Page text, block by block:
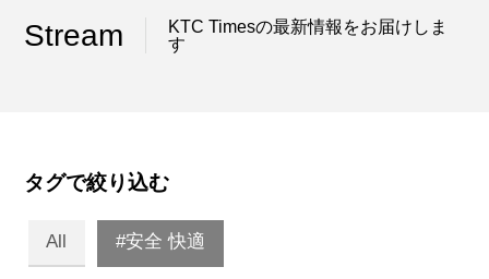
Stream
KTC Timesの最新情報をお届けしま
す
タグで絞り込む
All #安全 快適